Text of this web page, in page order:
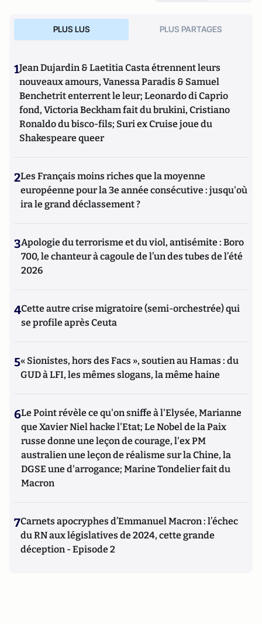
PLUS LUS PLUS PARTAGES
1Jean Dujardin & Laetitia Casta étrennent leurs
nouveaux amours, Vanessa Paradis & Samuel
Benchetrit enterrent le leur; Leonardo di Caprio
fond, Victoria Beckham fait du brukini, Cristiano
Ronaldo du bisco-fils; Suri ex Cruise joue du
Shakespeare queer
2Les Français moins riches que la moyenne
européenne pour la 3e année consécutive : jusqu'où
ira le grand déclassement ?
3Apologie du terrorisme et du viol, antisémite : Boro
700, le chanteur à cagoule de l’un des tubes de l’été
2026
4Cette autre crise migratoire (semi-orchestrée) qui
se profile après Ceuta
5« Sionistes, hors des Facs », soutien au Hamas : du
GUD à LFI, les mêmes slogans, la même haine
6Le Point révèle ce qu'on sniffe à l'Elysée, Marianne
que Xavier Niel hacke l'Etat; Le Nobel de la Paix
russe donne une leçon de courage, l'ex PM
australien une leçon de réalisme sur la Chine, la
DGSE une d'arrogance; Marine Tondelier fait du
Macron
7Carnets apocryphes d’Emmanuel Macron : l’échec
du RN aux législatives de 2024, cette grande
déception - Episode 2